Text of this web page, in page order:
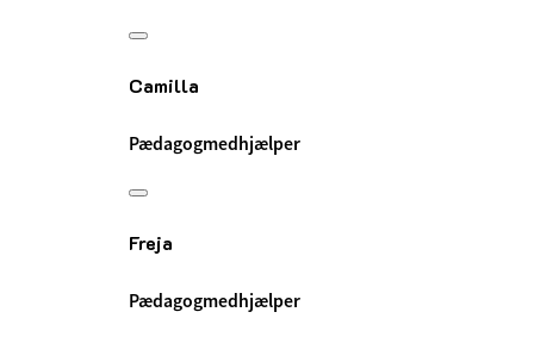
Camilla
Pædagogmedhjælper
Freja
Pædagogmedhjælper